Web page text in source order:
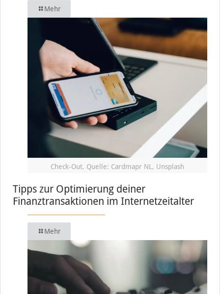
Mehr
Check-Out, Quelle: Cardmapr NL, Unsplash
Tipps zur Optimierung deiner
Finanztransaktionen im Internetzeitalter
Mehr